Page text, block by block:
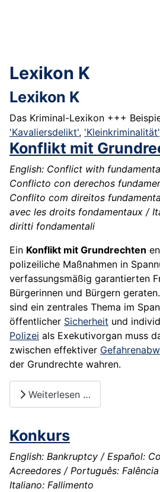
Lexikon K
Lexikon K
Das Kriminal-Lexikon +++
'Kavaliersdelikt', 'Kleinkriminalität'
Konflikt mit
English: Conflict with
Conflicto con derechos
Conflito com direitos
avec les droits fondamentaux /
diritti fondamentali
Ein Konflikt mit Grundrechten
polizeiliche Maßnahmen in
verfassungsmäßig garantierten
Bürgerinnen und Bürgern
sind ein zentrales Thema im
öffentlicher Sicherheit und
Polizei als Exekutivorgan muss
zwischen effektiver
der Grundrechte wahren.
Weiterlesen …
Konkurs
English: Bankruptcy / Español:
Acreedores / Português:
Italiano: Fallimento